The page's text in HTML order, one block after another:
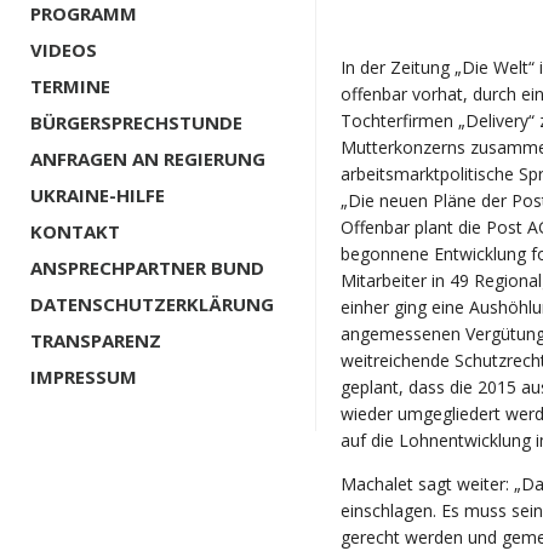
PROGRAMM
VIDEOS
TERMINE
BÜRGERSPRECHSTUNDE
ANFRAGEN AN REGIERUNG
UKRAINE-HILFE
KONTAKT
ANSPRECHPARTNER BUND
DATENSCHUTZERKLÄRUNG
TRANSPARENZ
IMPRESSUM
In der Zeitung „Die
offenbar vorhat, durch
Tochterfirmen
Mutterkonzerns
arbeitsmarktpolitische
„Die neuen Pläne der
Offenbar plant die Post
begonnene Entwicklung
Mitarbeiter in 49
einher ging eine
angemessenen
weitreichende
geplant, dass die 2015
wieder umgegliedert
auf die Lohnentwicklung
Machalet sagt weiter:
einschlagen. Es muss
gerecht werden und